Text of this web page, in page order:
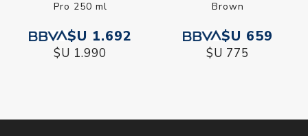
Pro 250 ml
$U 1.692
$U 1.990
Brown
$U 659
$U 775